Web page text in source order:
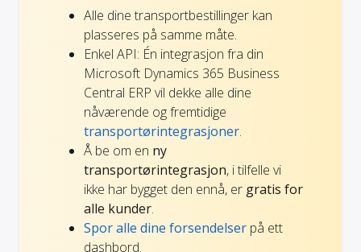
Alle dine transportbestillinger kan
plasseres på samme måte.
Enkel API: Én integrasjon fra din
Microsoft Dynamics 365 Business
Central ERP vil dekke alle dine
nåværende og fremtidige
transportørintegrasjoner.
Å be om en ny
transportørintegrasjon, i tilfelle vi
ikke har bygget den ennå, er gratis for
alle kunder.
Spor alle dine forsendelser på ett
dashbord.